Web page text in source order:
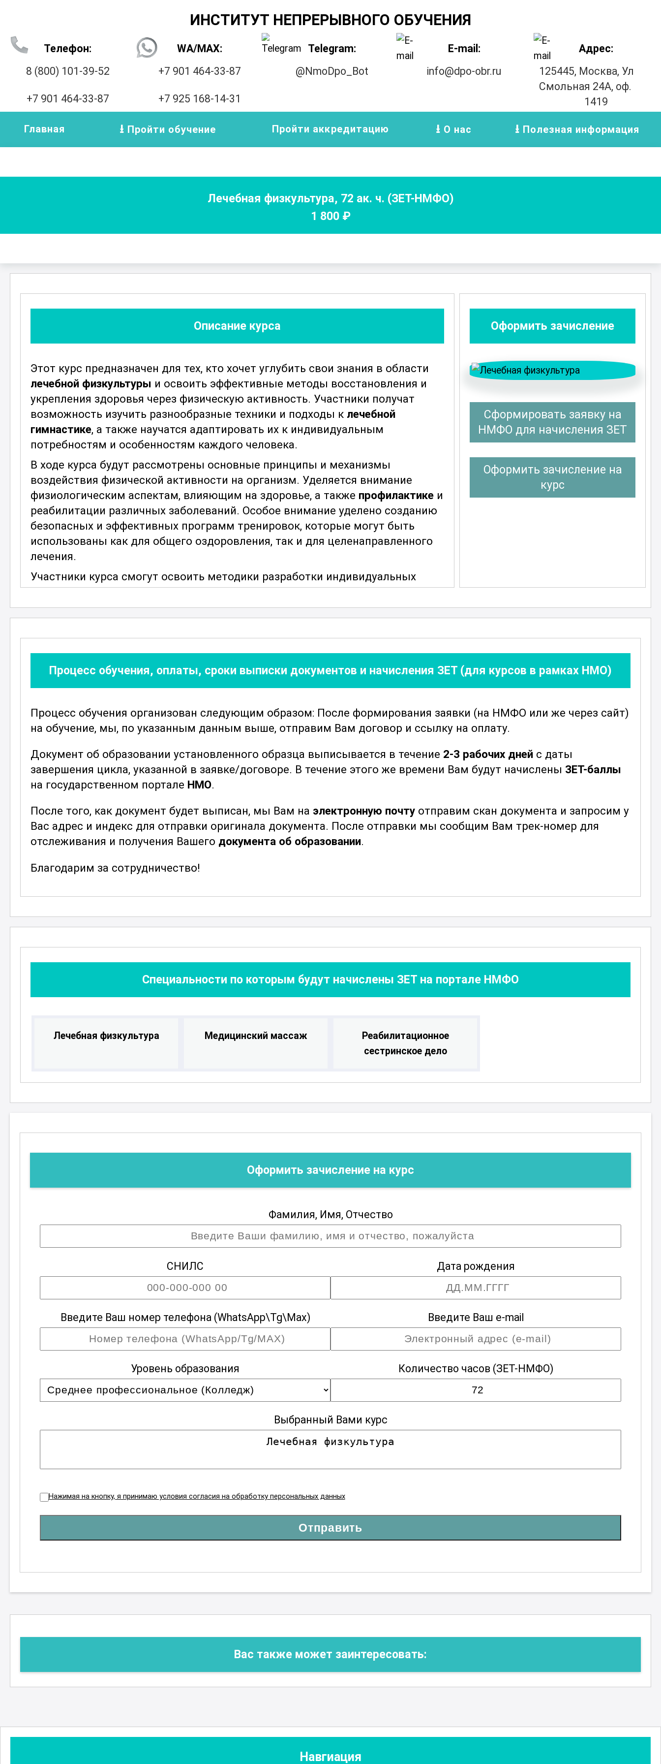
ИНСТИТУТ НЕПРЕРЫВНОГО ОБУЧЕНИЯ
Телефон:
8 (800) 101-39-52
+7 901 464-33-87
WA/MAX:
+7 901 464-33-87
+7 925 168-14-31
Telegram:
@NmoDpo_Bot
E-mail:
info@dpo-obr.ru
Адрес:
125445, Москва, Ул
Смольная 24А, оф.
1419
Главная Пройти обучение Пройти аккредитацию О нас Полезная информация
Лечебная физкультура, 72 ак. ч. (ЗЕТ-НМФО)
1 800₽
Описание курса
Этот курс предназначен для тех, кто хочет углубить свои знания в области
лечебной физкультуры и освоить эффективные методы восстановления и
укрепления здоровья через физическую активность. Участники получат
возможность изучить разнообразные техники и подходы к лечебной
гимнастике, а также научатся адаптировать их к индивидуальным
потребностям и особенностям каждого человека.
В ходе курса будут рассмотрены основные принципы и механизмы
воздействия физической активности на организм. Уделяется внимание
физиологическим аспектам, влияющим на здоровье, а также профилактике и
реабилитации различных заболеваний. Особое внимание уделено созданию
безопасных и эффективных программ тренировок, которые могут быть
использованы как для общего оздоровления, так и для целенаправленного
лечения.
Участники курса смогут освоить методики разработки индивидуальных
планов занятий и научатся правильно дозировать физическую нагрузку,
учитывая возрастные, физиологические и психологические особенности
занимающихся. Также изучаются основыкинезитерапиии методы контроля
эффективности занятий, что позволит более точно оценивать прогресс и
вносить необходимые коррективы в тренировочные программы.
Курс включает в себя теоретическую и практическую части, позволяя
участникам не только изучить теоретические основы, но и увидеть их
понимание лечебной физкультуры и ее роли в поддержании и
восстановлении здоровья.
Знания, полученные на курсе, помогут в профессиональной деятельности
специалистов, занимающихся физической реабилитацией и оздоровлением,
а также будут полезны для всех, кто хочет улучшить свое здоровье и
курсу позволит более глубоко понять принципы и методы лечебной
физкультуры, что способствует более эффективному применению
полученных знаний в реальной жизни.
Присоединяйтесь к курсу и откройте для себя новые возможности в области
и другим в достижении лучших результатов в оздоровлении и
Оформить зачисление
Сформировать заявку на
НМФО для начисления ЗЕТ
Оформить зачисление на
курс
Процесс обучения, оплаты, сроки выписки документов и начисления ЗЕТ (для курсов в рамках НМО)
Процесс обучения организован следующим образом: После формирования заявки (на НМФО или же через сайт)
на обучение, мы, по указанным данным выше, отправим Вам договор и ссылку на оплату.
Документ об образовании установленного образца выписывается в течение 2-3 рабочих дней с даты
завершения цикла, указанной в заявке/договоре. В течение этого же времени Вам будут начислены ЗЕТ-баллы
на государственном портале НМО.
После того, как документ будет выписан, мы Вам на электронную почту отправим скан документа и запросим у
Вас адрес и индекс для отправки оригинала документа. После отправки мы сообщим Вам трек-номер для
отслеживания и получения Вашего документа об образовании.
Благодарим за сотрудничество!
Специальности по которым будут начислены ЗЕТ на портале НМФО
Лечебная физкультура Медицинский массаж
Реабилитационное
сестринское дело
Оформить зачисление на курс
Фамилия, Имя, Отчество
СНИЛС Дата рождения
Введите Ваш номер телефона (WhatsApp\Tg\Max) Введите Ваш e-mail
Уровень образования Количество часов (ЗЕТ-НМФО)
Выбранный Вами курс
Нажимая на кнопку, я принимаю условия согласия на обработку персональных данных
Отправить
Вас также может заинтересовать:
Навгиация